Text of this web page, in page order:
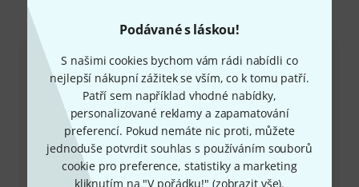
Podávané s láskou!
S našimi cookies bychom vám rádi nabídli co
nejlepší nákupní zážitek se vším, co k tomu patří.
Patří sem například vhodné nabídky,
personalizované reklamy a zapamatování
preferencí. Pokud nemáte nic proti, můžete
jednoduše potvrdit souhlas s používáním souborů
cookie pro preference, statistiky a marketing
kliknutím na "V pořádku!" (zobrazit vše).
Kontaktujte nás
Zákaznický servis - Česko
+49-9546-9223-649